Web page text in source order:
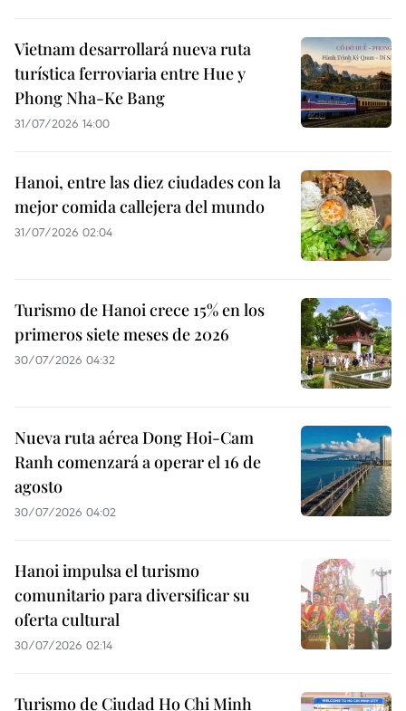
Vietnam desarrollará nueva ruta
turística ferroviaria entre Hue y
Phong Nha-Ke Bang
31/07/2026 14:00
Hanoi, entre las diez ciudades con la
mejor comida callejera del mundo
31/07/2026 02:04
Turismo de Hanoi crece 15% en los
primeros siete meses de 2026
30/07/2026 04:32
Nueva ruta aérea Dong Hoi-Cam
Ranh comenzará a operar el 16 de
agosto
30/07/2026 04:02
Hanoi impulsa el turismo
comunitario para diversificar su
oferta cultural
30/07/2026 02:14
Turismo de Ciudad Ho Chi Minh